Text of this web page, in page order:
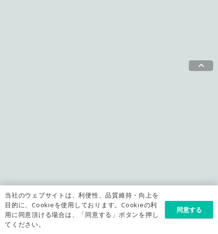
keyboard_arrow_up
当社のウェブサイトは、利便性、品質維持・向上を
目的に、Cookieを使用しております。Cookieの利
用に同意頂ける場合は、「同意する」ボタンを押し
てください。
同意する